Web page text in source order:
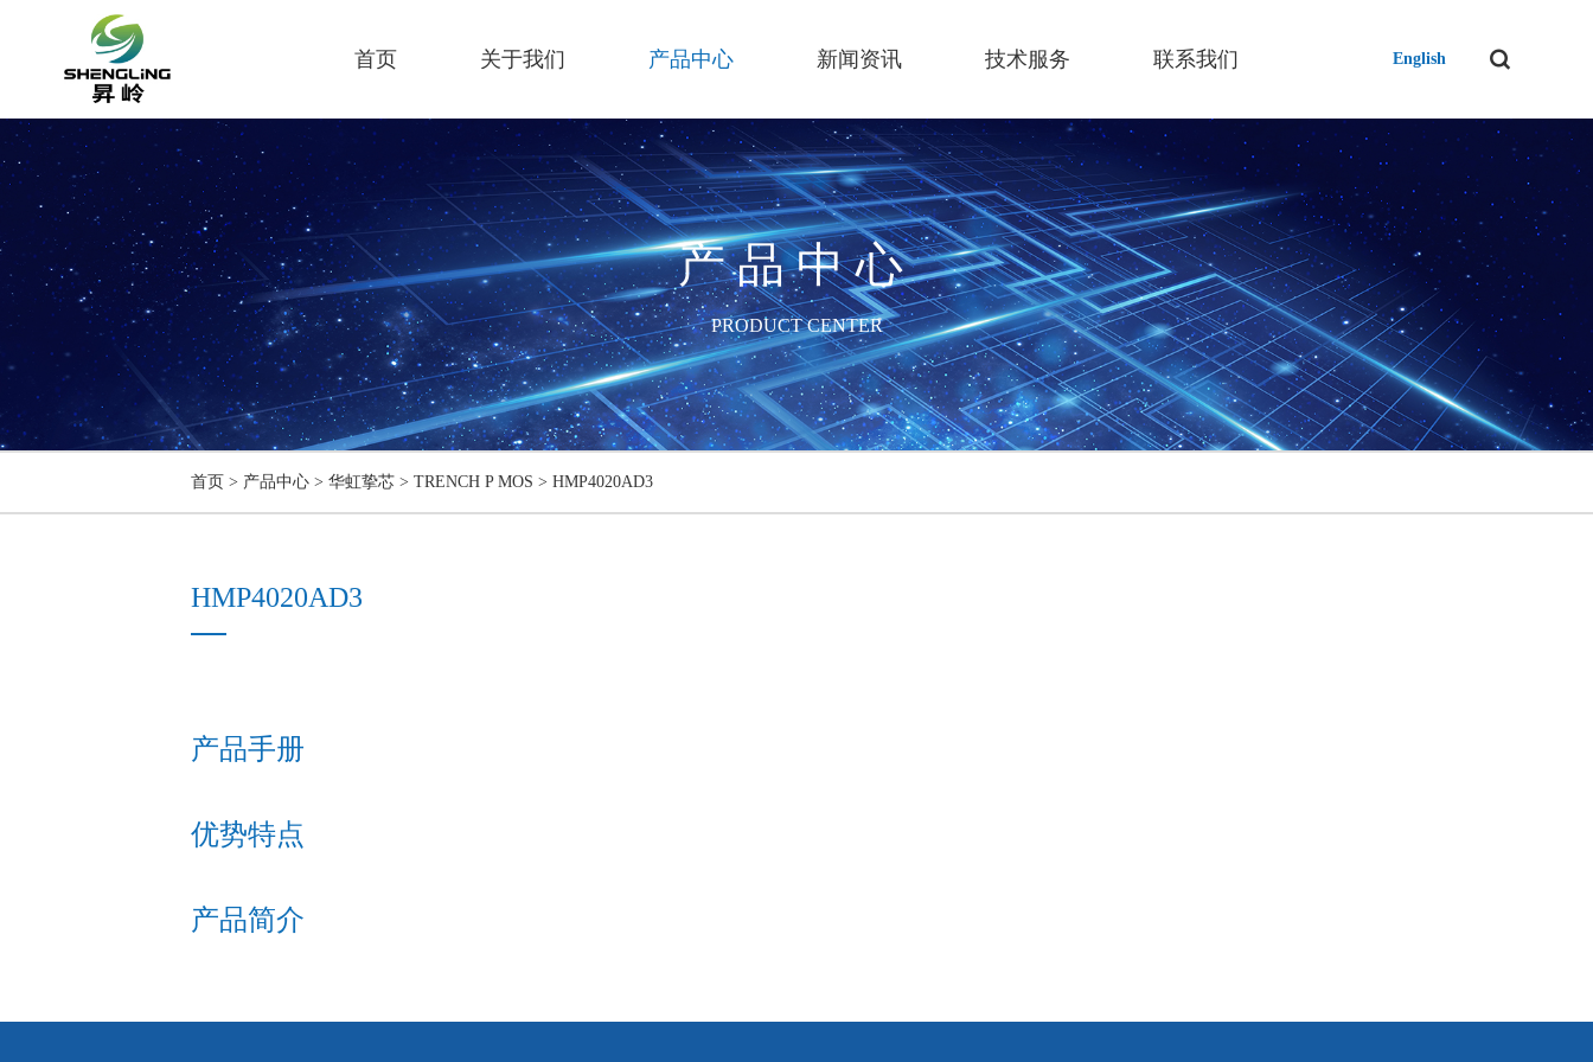
首页 关于我们 产品中心 新闻资讯 技术服务 联系我们 English
产品中心
PRODUCT CENTER
首页 > 产品中心 >华虹挚芯 >TRENCH P MOS >HMP4020AD3
HMP4020AD3
产品手册
优势特点
产品简介